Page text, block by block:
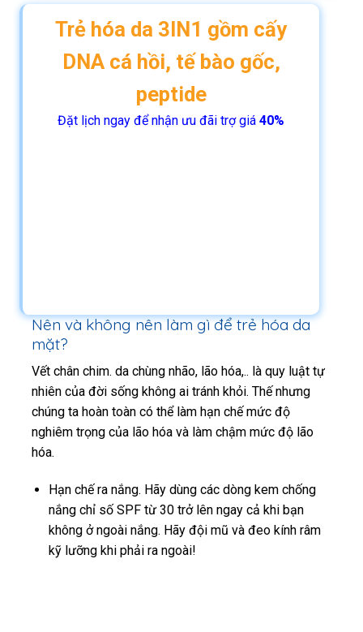
Trẻ hóa da 3IN1 gồm cấy
DNA cá hồi, tế bào gốc,
peptide
Đặt lịch ngay để nhận ưu đãi trợ giá 40%
Nên và không nên làm gì để trẻ hóa da
mặt?
Vết chân chim. da chùng nhão, lão hóa,.. là quy luật tự
nhiên của đời sống không ai tránh khỏi. Thế nhưng
chúng ta hoàn toàn có thể làm hạn chế mức độ
nghiêm trọng của lão hóa và làm chậm mức độ lão
hóa.
Hạn chế ra nắng. Hãy dùng các dòng kem chống
nắng chỉ số SPF từ 30 trở lên ngay cả khi bạn
không ở ngoài nắng. Hãy đội mũ và đeo kính râm
kỹ lưỡng khi phải ra ngoài!